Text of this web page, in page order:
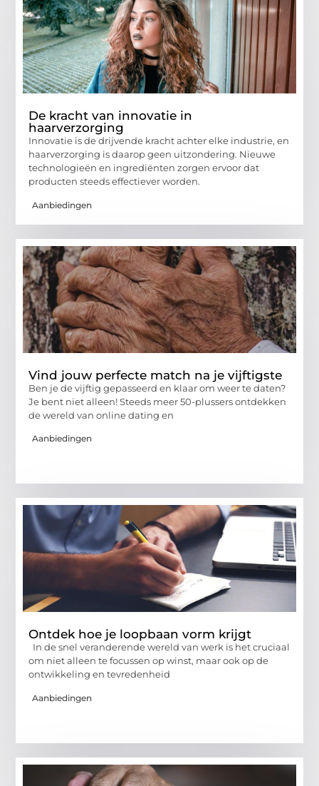
De kracht van innovatie in
haarverzorging
Innovatie is de drijvende kracht achter elke industrie, en
haarverzorging is daarop geen uitzondering. Nieuwe
technologieën en ingrediënten zorgen ervoor dat
producten steeds effectiever worden.
Aanbiedingen
Vind jouw perfecte match na je vijftigste
Ben je de vijftig gepasseerd en klaar om weer te daten?
Je bent niet alleen! Steeds meer 50-plussers ontdekken
de wereld van online dating en
Aanbiedingen
Ontdek hoe je loopbaan vorm krijgt
In de snel veranderende wereld van werk is het cruciaal
om niet alleen te focussen op winst, maar ook op de
ontwikkeling en tevredenheid
Aanbiedingen